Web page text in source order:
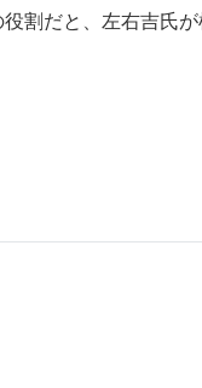
割だと、左右吉氏